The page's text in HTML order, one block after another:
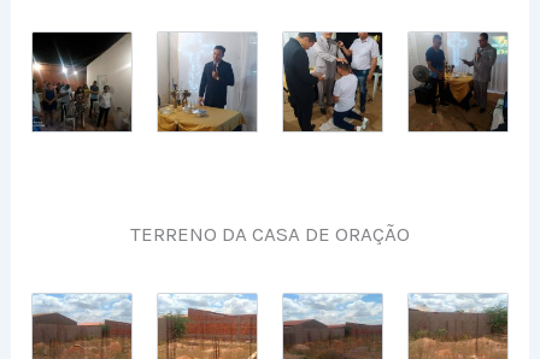
TERRENO DA CASA DE ORAÇÃO